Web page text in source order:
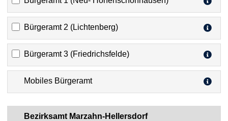
Bürgeramt 2 (Lichtenberg)
Bürgeramt 3 (Friedrichsfelde)
Mobiles Bürgeramt
Bezirksamt Marzahn-Hellersdorf